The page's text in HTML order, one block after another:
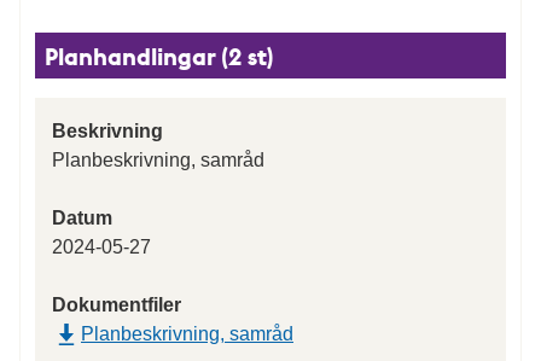
Planhandlingar (2 st)
Beskrivning
Planbeskrivning, samråd
Datum
2024-05-27
Dokumentfiler
Planbeskrivning, samråd